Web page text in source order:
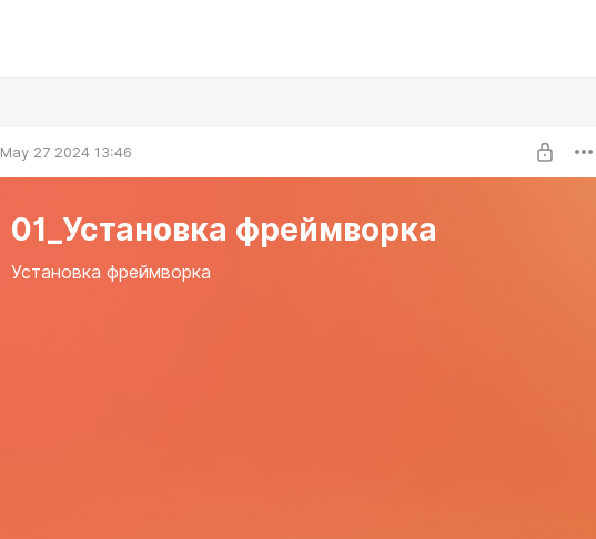
May 27 2024 13:46
01_Установка фреймворка
Установка фреймворка